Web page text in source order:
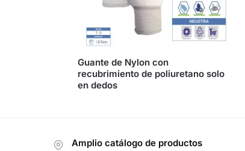
Guante de Nylon con
recubrimiento de poliuretano solo
en dedos
Amplio catálogo de productos